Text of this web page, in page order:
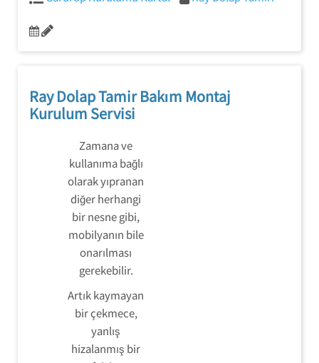
Ray Dolap Tamir Bakım Montaj
Kurulum Servisi
Zamana ve
kullanıma bağlı
olarak yıpranan
diğer herhangi
bir nesne gibi,
mobilyanın bile
onarılması
gerekebilir.
Artık kaymayan
bir çekmece,
yanlış
hizalanmış bir